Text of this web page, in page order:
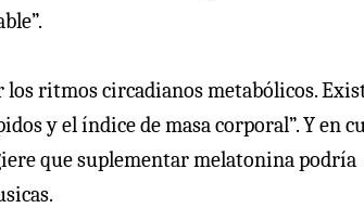
ritmos circadianos metabólicos.
y el índice de masa corporal”. Y en
que suplementar melatonina podría